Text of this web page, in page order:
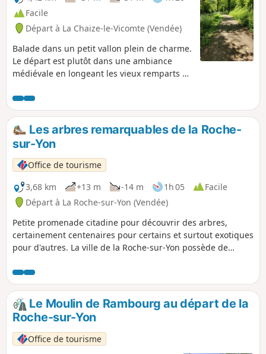
Facile
Départ à La Chaize-le-Vicomte (Vendée)
Balade dans un petit vallon plein de charme.
Le départ est plutôt dans une ambiance
médiévale en longeant les vieux remparts et
dans la vallée, la nature reprend ses droits,
de nombreuses libellules accompagnent
votre parcours, demoiselles aux ailes bleues
métalliques, libellules écarlates et autres
cordulégastres.
Les arbres remarquables de la Roche-
sur-Yon
Office de tourisme
3,68 km
+13 m -14 m 1h 05
Facile
Départ à La Roche-sur-Yon (Vendée)
Petite promenade citadine pour découvrir des arbres,
certainement centenaires pour certains et surtout exotiques
pour d'autres. La ville de la Roche-sur-Yon possède de
une autre façon de découvrir une ville.
Le Moulin de Rambourg au départ de la
Roche-sur-Yon
Office de tourisme